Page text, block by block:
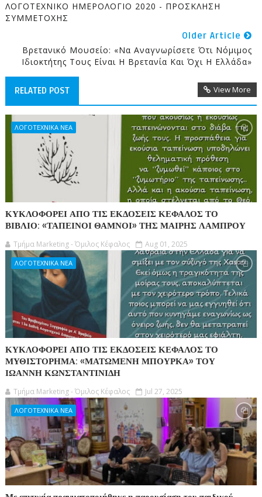
ΛΟΓΟΤΕΧΝΙΚΟ ΗΜΕΡΟΛΟΓΙΟ 2020 - ΠΡΟΣΚΛΗΣΗ
ΣΥΜΜΕΤΟΧΗΣ
Older Article
Βρετανικό Μουσείο: «Να Αναγνωρίσετε Ότι Νόμιμος
Ιδιοκτήτης Τους Είναι Η Βρετανία Και Όχι Η Ελλάδα»
RELATED POST View More
ΛΟΓΟΤΕΧΝΙΚΑ ΝΕΑ
ΚΥΚΛΟΦΟΡΕΙ ΑΠΟ ΤΙΣ ΕΚΔΟΣΕΙΣ ΚΕΦΑΛΟΣ ΤΟ
ΒΙΒΛΙΟ: «ΤΑΠΕΙΝΟΙ ΘΑΜΝΟΙ» ΤΗΣ ΜΑΙΡΗΣ ΛΑΜΠΡΟΥ
Τμήμα Marketing - Όμιλος Κέφαλος Aug 01, 2025
ΛΟΓΟΤΕΧΝΙΚΑ ΝΕΑ
ΚΥΚΛΟΦΟΡΕΙ ΑΠΟ ΤΙΣ ΕΚΔΟΣΕΙΣ ΚΕΦΑΛΟΣ ΤΟ
ΜΥΘΙΣΤΟΡΗΜΑ: «ΜΑΤΩΜΕΝΗ ΜΠΟΥΡΚΑ» ΤΟΥ
ΙΩΑΝΝΗ ΚΩΝΣΤΑΝΤΙΝΙΔΗ
Τμήμα Marketing - Όμιλος Κέφαλος Jul 27, 2025
ΛΟΓΟΤΕΧΝΙΚΑ ΝΕΑ